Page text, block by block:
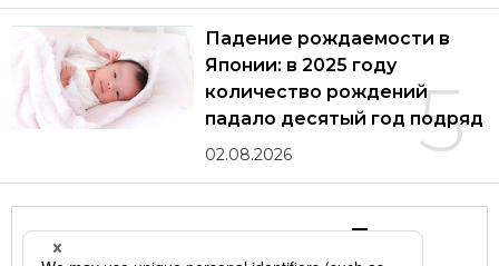
5
Падение рождаемости в
Японии: в 2025 году
количество рождений
падало десятый год подряд
02.08.2026
Другие статьи по теме